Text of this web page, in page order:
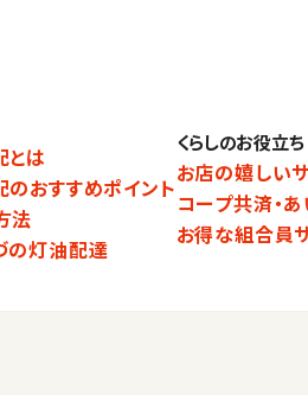
とは
おすすめポイント
法
の灯油配達
くらしのお役立ち
お店の嬉しい
コープ共済・
お得な組合員